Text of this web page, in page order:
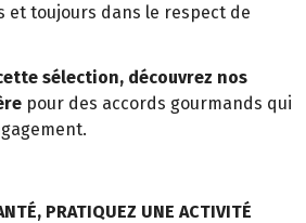
et toujours dans le respect de
sélection, découvrez nos
pour des accords gourmands qui
PRATIQUEZ UNE ACTIVITÉ